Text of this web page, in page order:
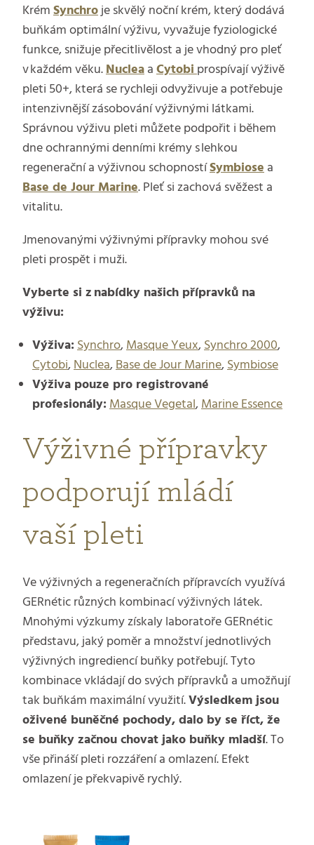
KrémSynchroje skvělý noční krém, který dodává
buňkám optimální výživu, vyvažuje fyziologické
funkce, snižuje přecitlivělost a je vhodný pro pleť
v každém věku.NucleaaCytobiprospívají výživě
pleti 50+, která se rychleji odvyživuje a potřebuje
intenzivnější zásobování výživnými látkami.
Správnou výživu pleti můžete podpořit i během
dne ochrannými denními krémy s lehkou
regenerační a výživnou schopnostíSymbiosea
Base de Jour Marine. Pleť si zachová svěžest a
vitalitu.
Jmenovanými výživnými přípravky mohou své
pleti prospět i muži.
Vyberte si z nabídky našich přípravků na
výživu:
Výživa:Synchro,Masque Yeux,Synchro 2000,
Cytobi,Nuclea,Base de Jour Marine,Symbiose
Výživa pouze pro registrované
profesionály:Masque Vegetal,Marine Essence
Výživné přípravky
podporují mládí
vaší pleti
Ve výživných a regeneračních přípravcích využívá
GERnétic různých kombinací výživných látek.
Mnohými výzkumy získaly laboratoře GERnétic
představu, jaký poměr a množství jednotlivých
výživných ingrediencí buňky potřebují. Tyto
kombinace vkládají do svých přípravků a umožňují
tak buňkám maximální využití.Výsledkem jsou
oživené buněčné pochody, dalo by se říct, že
se buňky začnou chovat jako buňky mladší. To
vše přináší pleti rozzáření a omlazení. Efekt
omlazení je překvapivě rychlý.